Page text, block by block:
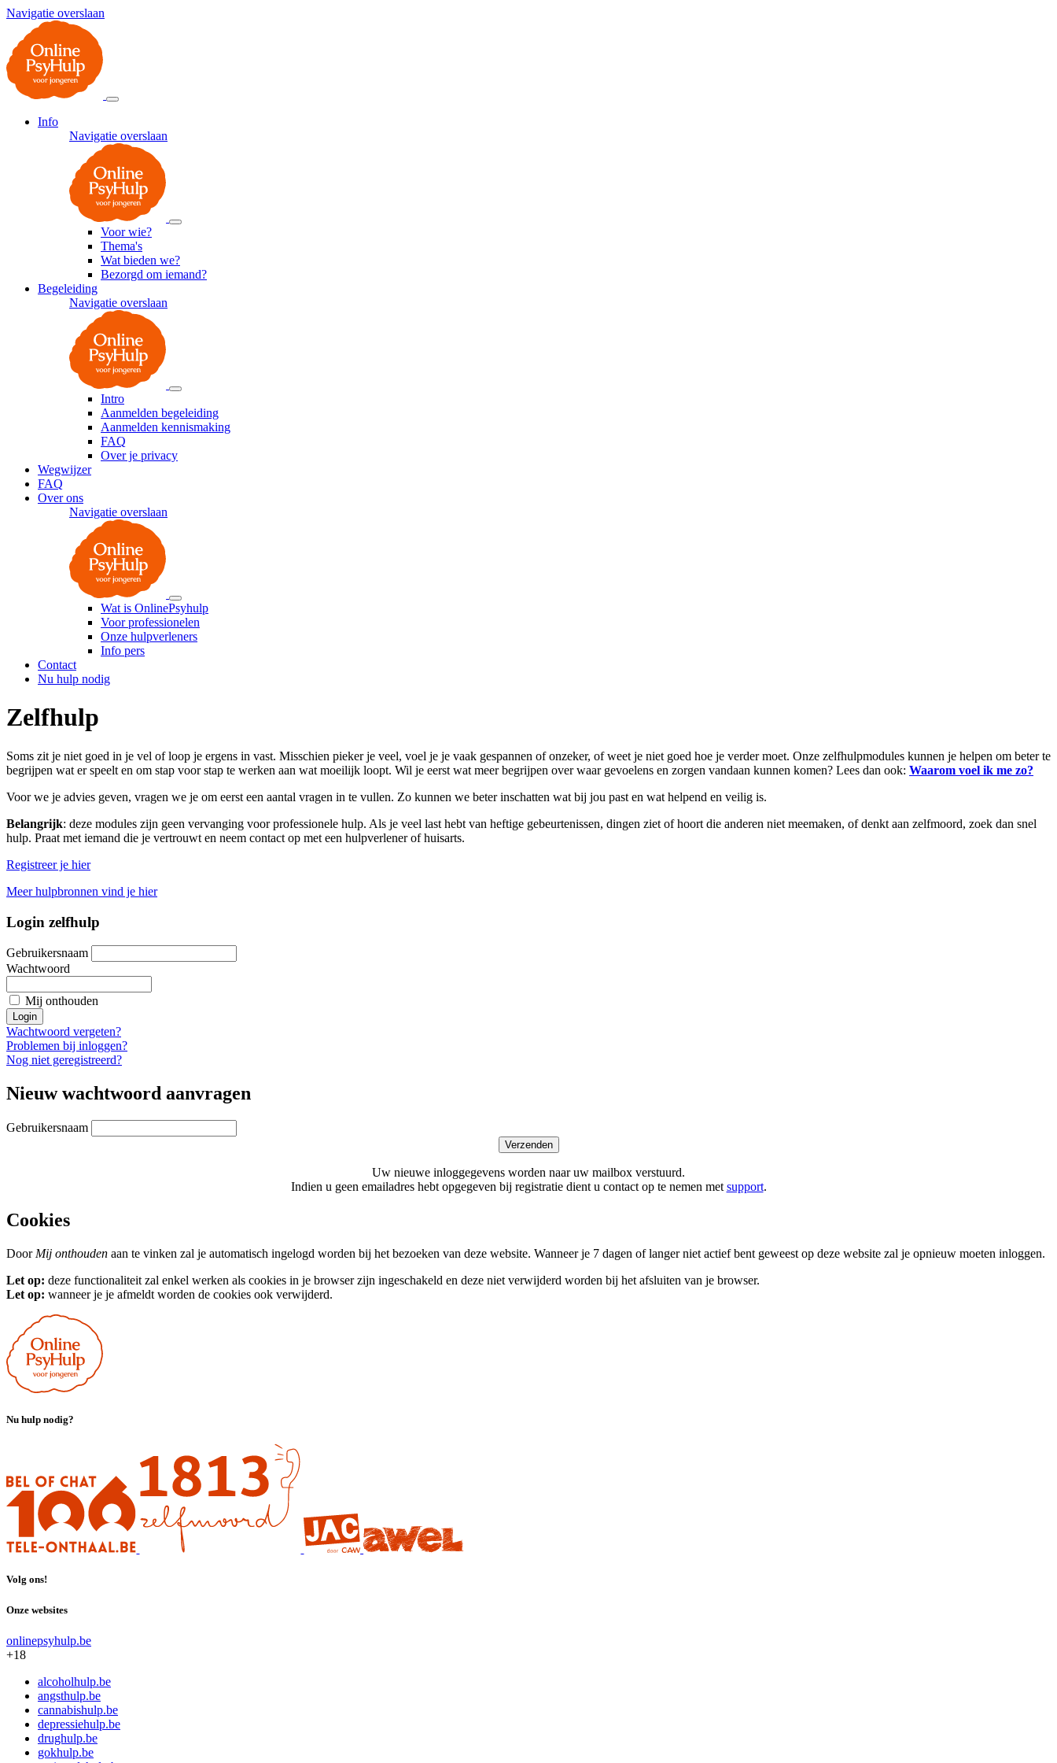
Navigatie overslaan
Info
Navigatie overslaan
Voor wie?
Thema's
Wat bieden we?
Bezorgd om iemand?
Begeleiding
Navigatie overslaan
Intro
Aanmelden begeleiding
Aanmelden kennismaking
FAQ
Over je privacy
Wegwijzer
FAQ
Over ons
Navigatie overslaan
Wat is OnlinePsyhulp
Voor professionelen
Onze hulpverleners
Info pers
Contact
Nu hulp nodig
Zelfhulp
Soms zit je niet goed in je vel of loop je ergens in vast. Misschien pieker je veel, voel je je vaak gespannen of onzeker, of weet je niet goed hoe je verder moet. Onze zelfhulpmodules kunnen je helpen om beter te
begrijpen wat er speelt en om stap voor stap te werken aan wat moeilijk loopt. Wil je eerst wat meer begrijpen over waar gevoelens en zorgen vandaan kunnen komen? Lees dan ook: Waarom voel ik me zo?
Voor we je advies geven, vragen we je om eerst een aantal vragen in te vullen. Zo kunnen we beter inschatten wat bij jou past en wat helpend en veilig is.
Belangrijk: deze modules zijn geen vervanging voor professionele hulp. Als je veel last hebt van heftige gebeurtenissen, dingen ziet of hoort die anderen niet meemaken, of denkt aan zelfmoord, zoek dan snel
hulp. Praat met iemand die je vertrouwt en neem contact op met een hulpverlener of huisarts.
Registreer je hier
Meer hulpbronnen vind je hier
Login zelfhulp
Gebruikersnaam
Wachtwoord
Mij onthouden
Login
Wachtwoord vergeten?
Problemen bij inloggen?
Nog niet geregistreerd?
Nieuw wachtwoord aanvragen
Gebruikersnaam
Verzenden
Uw nieuwe inloggegevens worden naar uw mailbox verstuurd.
Indien u geen emailadres hebt opgegeven bij registratie dient u contact op te nemen met support.
Cookies
Door Mij onthouden aan te vinken zal je automatisch ingelogd worden bij het bezoeken van deze website. Wanneer je 7 dagen of langer niet actief bent geweest op deze website zal je opnieuw moeten inloggen.
Let op: deze functionaliteit zal enkel werken als cookies in je browser zijn ingeschakeld en deze niet verwijderd worden bij het afsluiten van je browser.
Let op: wanneer je je afmeldt worden de cookies ook verwijderd.
Nu hulp nodig?
Volg ons!
Onze websites
onlinepsyhulp.be
+18
alcoholhulp.be
angsthulp.be
cannabishulp.be
depressiehulp.be
drughulp.be
gokhulp.be